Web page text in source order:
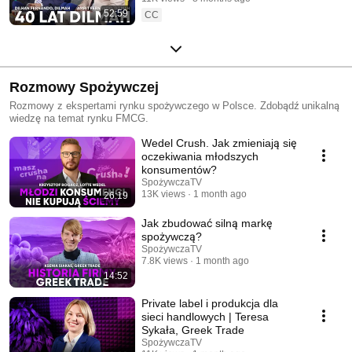
52:59
CC
Rozmowy Spożywczej
Rozmowy z ekspertami rynku spożywczego w Polsce. Zdobądź unikalną
wiedzę na temat rynku FMCG.
26:19
Wedel Crush. Jak zmieniają się
oczekiwania młodszych
konsumentów?
SpożywczaTV
13K views
1 month ago
14:52
Jak zbudować silną markę
spożywczą?
SpożywczaTV
7.8K views
1 month ago
Private label i produkcja dla
sieci handlowych | Teresa
Sykała, Greek Trade
SpożywczaTV